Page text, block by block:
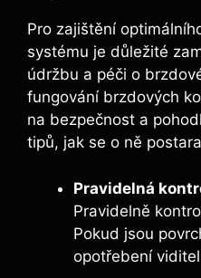
Pro zajištění
systému je důležité
údržbu a péči o
fungování brzdových
na bezpečnost a
tipů, jak se o ně
Pravidelná
Pravidelně
Pokud jsou
opotřebení